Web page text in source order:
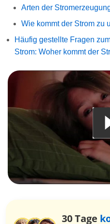
Arten der
Wie kommt der Strom zu
Häufig gestellte Fragen
Strom: Woher kommt der
30 Tage